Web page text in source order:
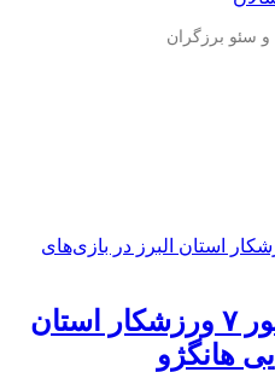
۲ مدال برنز نتیجه حضور ۷ ورزشکار استان
هانگژو